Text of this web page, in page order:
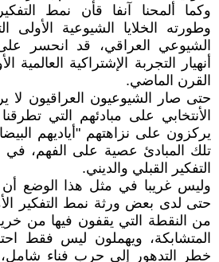
وكما ألمحنا آنفا قأن نمط
وطورته الخلايا الشيوعية
الشيوعي العراقي، قد انحسر
أنهيار التجربة الإشتراكية
القرن الماضي.
حتى صار الشيوعيون العراقيون لا
الأنتخابي على مبادئهم التي
يركزون على نزاهتهم "أياديهم
تلك المبادئ عصية على الفهم،
التفكير القبلي والديني.
وليس غريبا في مثل هذا الوضع أن
حتى لدى بعض ورثة نمط التفكير
من النقطة التي يقفون فيها من
المتشابكة، ويهملون ليس فقط
خطر التدهور إلى حرب فناء